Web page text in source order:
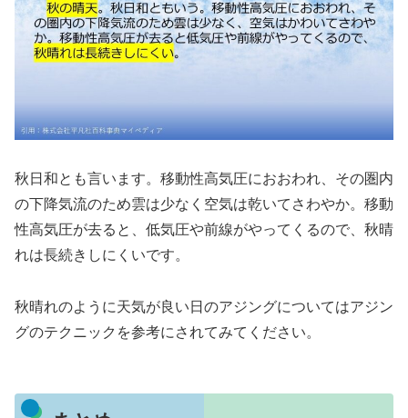
秋日和とも言います。移動性高気圧におおわれ、その圏内
の下降気流のため雲は少なく空気は乾いてさわやか。移動
性高気圧が去ると、低気圧や前線がやってくるので、秋晴
れは長続きしにくいです。
秋晴れのように天気が良い日のアジングについてはアジン
グのテクニックを参考にされてみてください。